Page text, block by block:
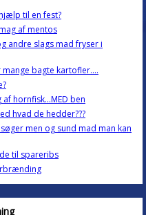
til en fest?
af mentos
andre slags mad fryser i
bagte kartofler....
hornfisk...MED ben
hvad de hedder???
men og sund mad man kan
til spareribs